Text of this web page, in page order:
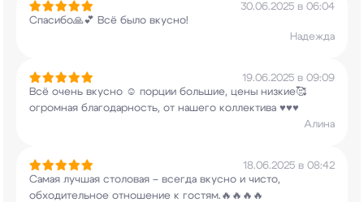
30.06.2025 в 06:04
Спасибо🙏💕 Всё было вкусно!
Надежда
19.06.2025 в 09:09
Всё очень вкусно ☺️ порции большие, цены низкие🥰
огромная благодарность, от нашего коллектива ♥️♥️♥️
Алина
18.06.2025 в 08:42
Самая лучшая столовая – всегда вкусно и чисто,
обходительное отношение к гостям.🔥🔥🔥🔥